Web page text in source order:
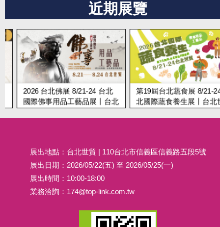
近期展覽
2026 台北佛展 8/21-24 台北
國際佛事用品工藝品展丨台北
第19屆台北蔬食展 8/21-24
北國際蔬食養生展丨台北世
展出地點：台北世貿 | 110台北市信義區信義路五段5號
展出日期：2026/05/22(五) 至 2026/05/25(一)
展出時間：10:00-18:00
業務洽詢： 174@top-link.com.tw